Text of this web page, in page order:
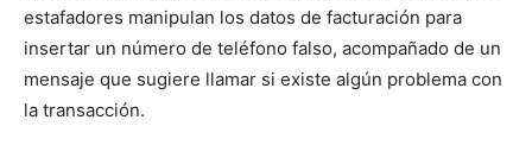
estafadores manipulan los datos de facturación para
insertar un número de teléfono falso, acompañado de un
mensaje que sugiere llamar si existe algún problema con
la transacción.